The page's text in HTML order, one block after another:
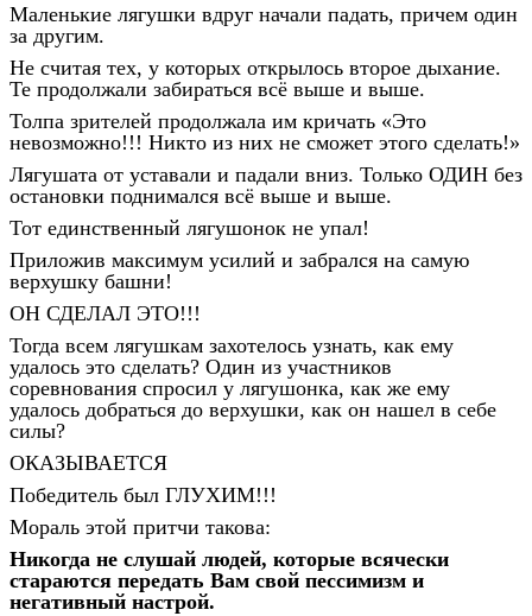
Маленькие лягушки вдруг начали падать, причем один
за другим.
Не считая тех, у которых открылось второе дыхание.
Те продолжали забираться всё выше и выше.
Толпа зрителей продолжала им кричать «Это
невозможно!!! Никто из них не сможет этого сделать!»
Лягушата от уставали и падали вниз. Только ОДИН без
остановки поднимался всё выше и выше.
Тот единственный лягушонок не упал!
Приложив максимум усилий и забрался на самую
верхушку башни!
ОН СДЕЛАЛ ЭТО!!!
Тогда всем лягушкам захотелось узнать, как ему
удалось это сделать? Один из участников
соревнования спросил у лягушонка, как же ему
удалось добраться до верхушки, как он нашел в себе
силы?
ОКАЗЫВАЕТСЯ
Победитель был ГЛУХИМ!!!
Мораль этой притчи такова:
Никогда не слушай людей, которые всячески
стараются передать Вам свой пессимизм и
негативный настрой.